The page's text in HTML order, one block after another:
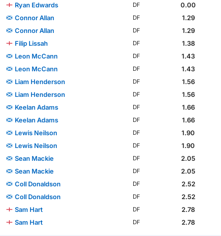
Ryan Edwards
DF
0.00
Connor Allan
DF
1.29
Connor Allan
DF
1.29
Filip Lissah
DF
1.38
Leon McCann
DF
1.43
Leon McCann
DF
1.43
Liam Henderson
DF
1.56
Liam Henderson
DF
1.56
Keelan Adams
DF
1.66
Keelan Adams
DF
1.66
Lewis Neilson
DF
1.90
Lewis Neilson
DF
1.90
Sean Mackie
DF
2.05
Sean Mackie
DF
2.05
Coll Donaldson
DF
2.52
Coll Donaldson
DF
2.52
Sam Hart
DF
2.78
Sam Hart
DF 2.78